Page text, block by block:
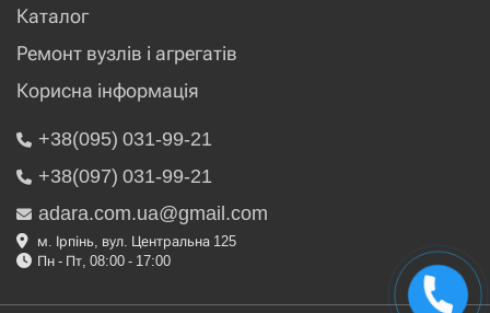
Каталог
Ремонт вузлів і агрегатів
Корисна інформація
+38(095) 031-99-21
+38(097) 031-99-21
adara.com.ua@gmail.com
м. Ірпінь, вул. Центральна 125
Пн - Пт, 08:00 - 17:00